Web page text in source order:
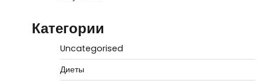
Категории
Uncategorised
Диеты